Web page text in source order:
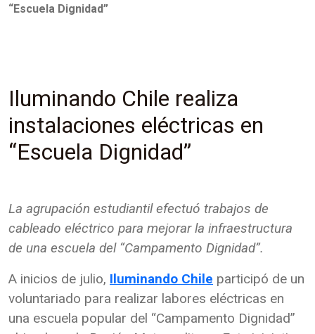
“Escuela Dignidad”
Iluminando Chile realiza
instalaciones eléctricas en
“Escuela Dignidad”
La agrupación estudiantil efectuó trabajos de
cableado eléctrico para mejorar la infraestructura
de una escuela del “Campamento Dignidad”.
A inicios de julio, Iluminando Chile participó de un
voluntariado para realizar labores eléctricas en
una escuela popular del “Campamento Dignidad”